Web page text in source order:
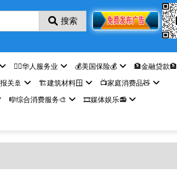
搜索
🤵‍♀️华人服务业 💰美国保险💰
🏦金融贷款🏦
关🚢 🏗️建筑材料🪟
📺家庭消费品🧸
🎼综合消费服务🎨
🎞️媒体娱乐📻